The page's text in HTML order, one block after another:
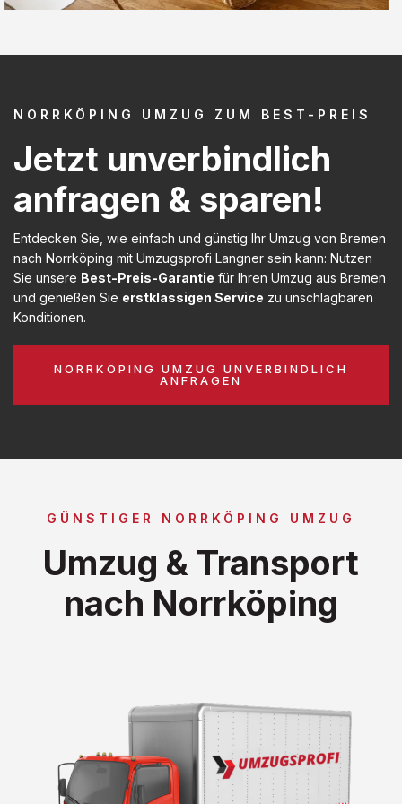
NORRKÖPING UMZUG ZUM BEST-PREIS
Jetzt unverbindlich
anfragen & sparen!
Entdecken Sie, wie einfach und günstig Ihr Umzug von Bremen
nach Norrköping mit Umzugsprofi Langner sein kann: Nutzen
Sie unsere Best-Preis-Garantie für Ihren Umzug aus Bremen
und genießen Sie erstklassigen Service zu unschlagbaren
Konditionen.
NORRKÖPING UMZUG UNVERBINDLICH
ANFRAGEN
GÜNSTIGER NORRKÖPING UMZUG
Umzug & Transport
nach Norrköping